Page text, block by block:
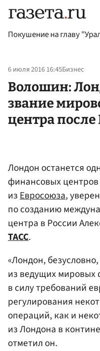
Покушение на главу
6 июля 2016 16:45Бизнес
Волошин:
звание
центра после
Лондон останется
финансовых
изЕвросоюза,
по созданию
центра в России
ТАСС.
«Лондон,
из ведущих
в силу требований
регулирования
операций, как и
из Лондона в
отметил он.